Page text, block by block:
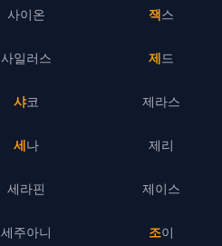
사이온
사일러스
샤코
세나
세라핀
세주아니
잭스
제드
제라스
제리
제이스
조이